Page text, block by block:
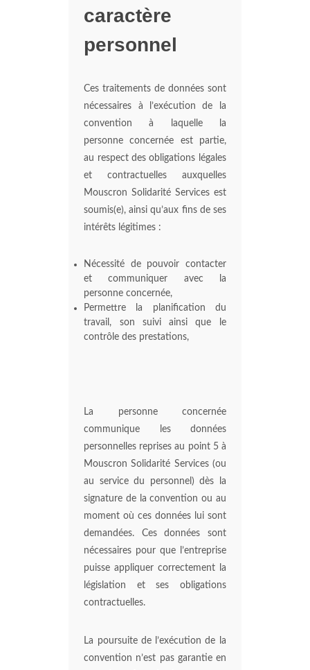
caractère
personnel
Ces traitements de données sont
nécessaires à l’exécution de la
convention à laquelle la
personne concernée est partie,
au respect des obligations légales
et contractuelles auxquelles
Mouscron Solidarité Services est
soumis(e), ainsi qu’aux fins de ses
intérêts légitimes :
Nécessité de pouvoir contacter
et communiquer avec la
personne concernée,
Permettre la planification du
travail, son suivi ainsi que le
contrôle des prestations,
La personne concernée
communique les données
personnelles reprises au point 5 à
Mouscron Solidarité Services (ou
au service du personnel) dès la
signature de la convention ou au
moment où ces données lui sont
demandées. Ces données sont
nécessaires pour que l’entreprise
puisse appliquer correctement la
législation et ses obligations
contractuelles.
La poursuite de l’exécution de la
convention n’est pas garantie en